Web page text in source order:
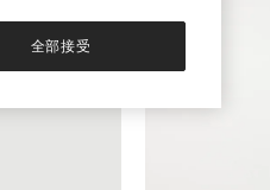
全部接受